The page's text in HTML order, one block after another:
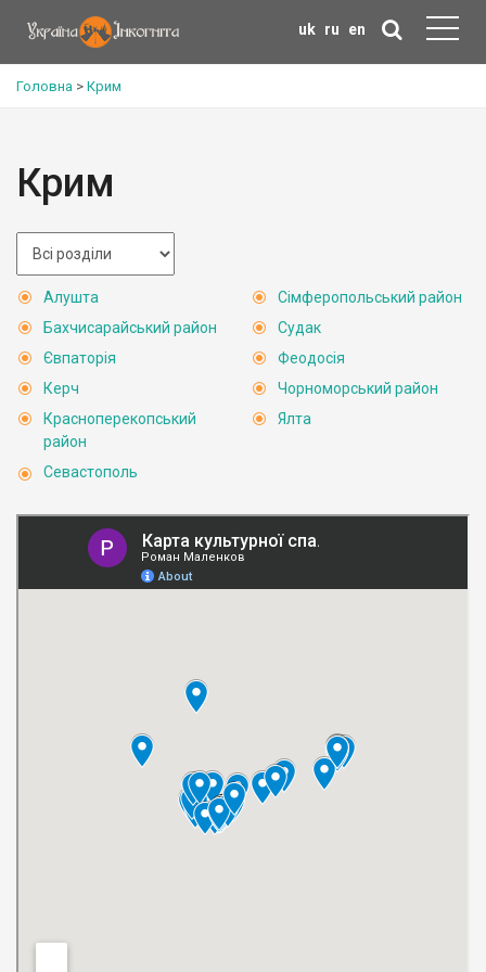
uk ru en
Головна > Крим
Крим
Алушта
Бахчисарайський район
Євпаторія
Керч
Красноперекопський
район
Севастополь
Сімферопольський район
Судак
Феодосія
Чорноморський район
Ялта